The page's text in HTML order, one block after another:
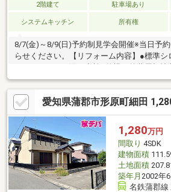
2階建て 駐車場あり
システムキッチン 所有権
8/7(金)～8/9(日)予約制見学会開催※当日予
らせください。【リフォーム内容】●標準シ
システムキッチン交換、ユニットバス交換
粧台交換●内装クロス張替え●その他設備イ
警報器設置、照明器具交換【おすすめポイ
により住宅ローン減税が適用されます。・
部分の欠陥や・腐食、給排水管の故障や漏
り２年間保証・シロアリ防除工事施工後5年間
愛知県蒲郡市形原町細田
1,280万円
間取り 4SDK
建物面積
土地面積
築年月 2002年
名鉄蒲郡線